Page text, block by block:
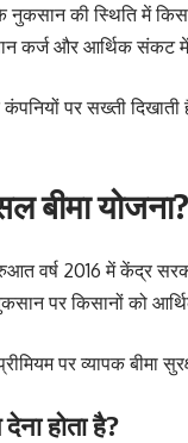
नुकसान की स्थिति में
कर्ज और आर्थिक
कंपनियों पर सख्ती
बीमा योजना?
वर्ष 2016 में केंद्र
पर किसानों को
पर व्यापक बीमा
होता है?